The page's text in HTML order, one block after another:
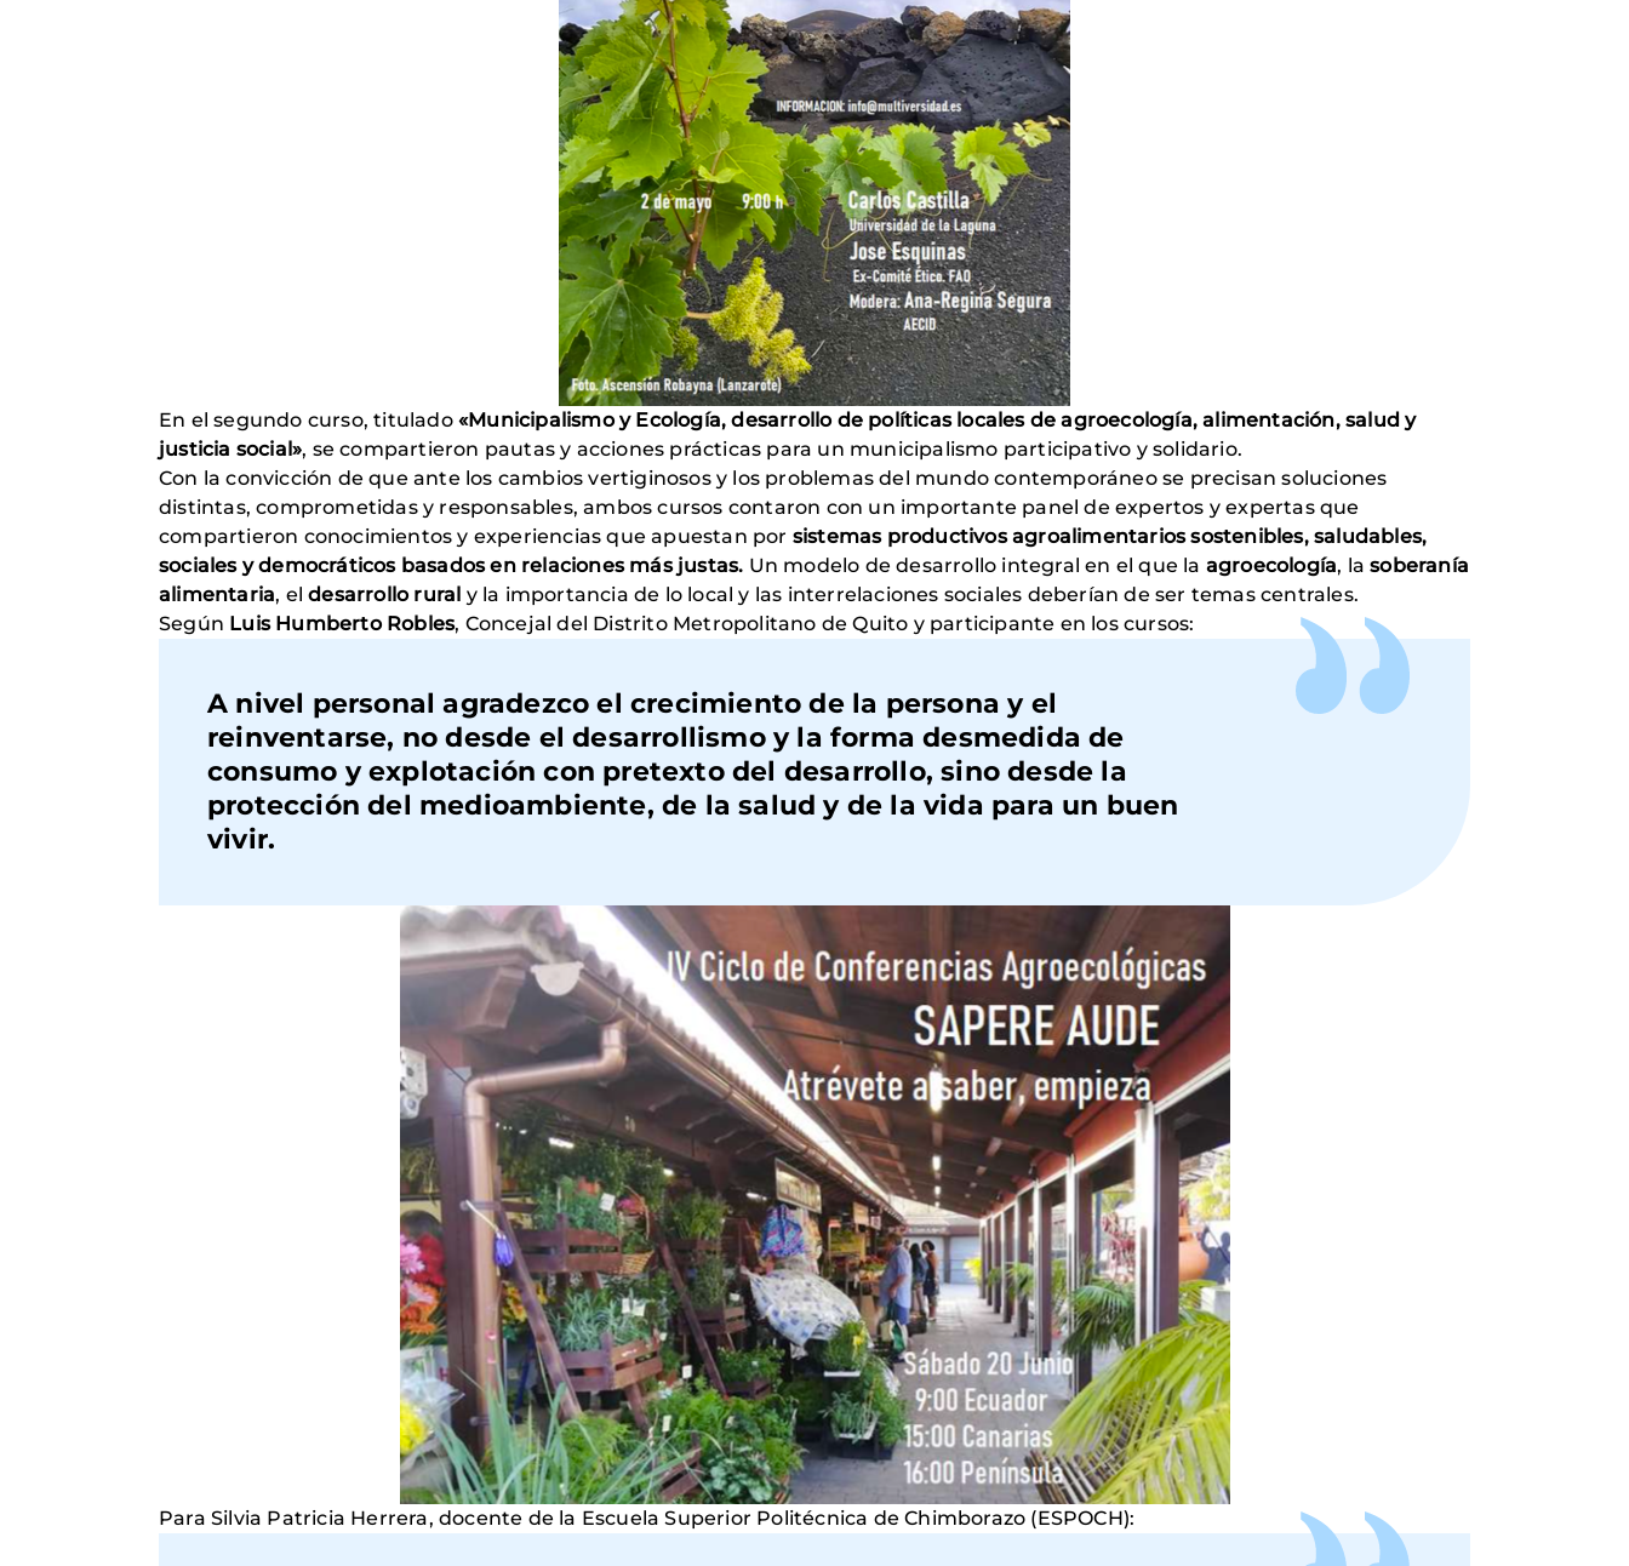
En el segundo curso, titulado «Municipalismo y Ecología, desarrollo de políticas locales de agroecología, alimentación, salud y
justicia social», se compartieron pautas y acciones prácticas para un municipalismo participativo y solidario.
Con la convicción de que ante los cambios vertiginosos y los problemas del mundo contemporáneo se precisan soluciones
distintas, comprometidas y responsables, ambos cursos contaron con un importante panel de expertos y expertas que
compartieron conocimientos y experiencias que apuestan por sistemas productivos agroalimentarios sostenibles, saludables,
sociales y democráticos basados en relaciones más justas. Un modelo de desarrollo integral en el que la agroecología, lasoberanía
alimentaria, eldesarrollo rural y la importancia de lo local y las interrelaciones sociales deberían de ser temas centrales.
Según Luis Humberto Robles, Concejal del Distrito Metropolitano de Quito y participante en los cursos:
A nivel personal agradezco el crecimiento de la persona y el
reinventarse, no desde el desarrollismo y la forma desmedida de
consumo y explotación con pretexto del desarrollo, sino desde la
protección del medioambiente, de la salud y de la vida para un buen
vivir.
Para Silvia Patricia Herrera, docente de la Escuela Superior Politécnica de Chimborazo (ESPOCH):